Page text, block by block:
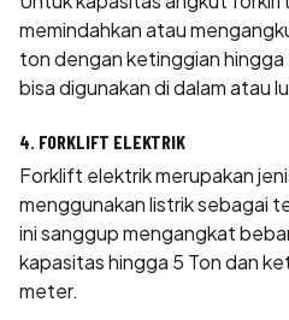
memindahkan atau
ton dengan ketinggian
bisa digunakan di dalam atau
4. FORKLIFT ELEKTRIK
Forklift elektrik merupakan
menggunakan listrik sebagai
ini sanggup mengangkat
kapasitas hingga 5 Ton dan
meter.